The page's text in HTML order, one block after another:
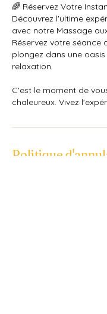
🌈 Réservez Votre
Découvrez l'ultime
avec notre Massage
Réservez votre séance
plongez dans une
relaxation.
C'est le moment de
chaleureux. Vivez
Politique